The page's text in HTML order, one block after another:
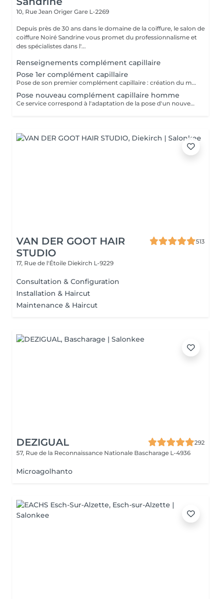
10, Rue Jean Origer Gare L-2269
Depuis près de 30 ans dans le domaine de la coiffure, le salon de
coiffure Noiré Sandrine vous promet du professionnalisme et
des spécialistes dans l'...
Renseignements complément capillaire
Pose 1er complément capillaire
Pose de son premier complément capillaire : création du moule de la tête, adaptation sur-mesure du complément et pose du complément. Si nécessaire il faut également réserver le service "coupe nouveau complément" pour effectuer la coupe des cheveux.
Pose nouveau complément capillaire homme
Ce service correspond à l'adaptation de la pose d'un nouveau complément capillaire (pour un client étant déjà porteur et disposant d'un module de sa tête), sans le prix de la prothèse. Il est également nécessaire de reserver la coupe de celui-ci -> "coupe nouveau complément"
VAN DER GOOT HAIR
STUDIO
513
17, Rue de l'Étoile Diekirch L-9229
Consultation & Configuration
Installation & Haircut
Maintenance & Haircut
DEZIGUAL
292
57, Rue de la Reconnaissance Nationale Bascharage L-4936
Microagolhanto